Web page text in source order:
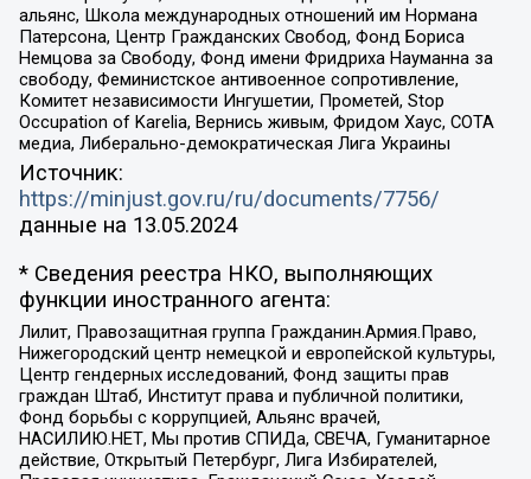
альянс, Школа международных отношений им Нормана
Патерсона, Центр Гражданских Свобод, Фонд Бориса
Немцова за Свободу, Фонд имени Фридриха Науманна за
свободу, Феминистское антивоенное сопротивление,
Комитет независимости Ингушетии, Прометей, Stop
Occupation of Karelia, Вернись живым, Фридом Хаус, СОТА
медиа, Либерально-демократическая Лига Украины
Источник:
https://minjust.gov.ru/ru/documents/7756/
данные на 13.05.2024
* Сведения реестра НКО, выполняющих
функции иностранного агента:
Лилит, Правозащитная группа Гражданин.Армия.Право,
Нижегородский центр немецкой и европейской культуры,
Центр гендерных исследований, Фонд защиты прав
граждан Штаб, Институт права и публичной политики,
Фонд борьбы с коррупцией, Альянс врачей,
НАСИЛИЮ.НЕТ, Мы против СПИДа, СВЕЧА, Гуманитарное
действие, Открытый Петербург, Лига Избирателей,